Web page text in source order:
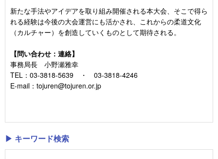
新たな手法やアイデアを取り組み開催される本大会、そこで得ら
れる経験は今後の大会運営にも活かされ、これからの柔道文化
（カルチャー）を創造していくものとして期待される。
【問い合わせ：連絡】
事務局長 小野瀬雅幸
TEL：03-3818-5639 ・ 03-3818-4246
E-mail：tojuren@tojuren.or.jp
▶ キーワード検索